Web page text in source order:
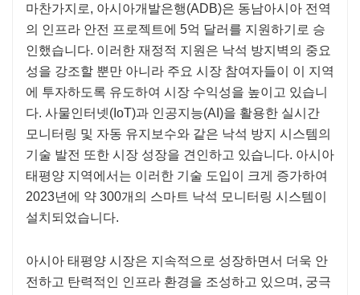
마찬가지로, 아시아개발은행(ADB)은 동남아시아 전역
의 인프라 안전 프로젝트에 5억 달러를 지원하기로 승
인했습니다. 이러한 재정적 지원은 낙석 방지벽의 중요
성을 강조할 뿐만 아니라 주요 시장 참여자들이 이 지역
에 투자하도록 유도하여 시장 수익성을 높이고 있습니
다. 사물인터넷(IoT)과 인공지능(AI)을 활용한 실시간
모니터링 및 자동 유지보수와 같은 낙석 방지 시스템의
기술 발전 또한 시장 성장을 견인하고 있습니다. 아시아
태평양 지역에서는 이러한 기술 도입이 크게 증가하여
2023년에 약 300개의 스마트 낙석 모니터링 시스템이
설치되었습니다.
아시아 태평양 시장은 지속적으로 성장하면서 더욱 안
전하고 탄력적인 인프라 환경을 조성하고 있으며, 궁극